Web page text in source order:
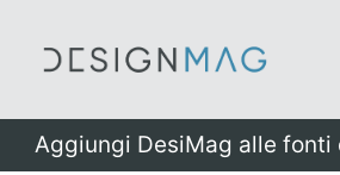
Aggiungi DesiMag alle fonti